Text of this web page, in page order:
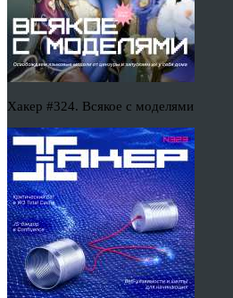
Хакер #324. Всякое с моделями